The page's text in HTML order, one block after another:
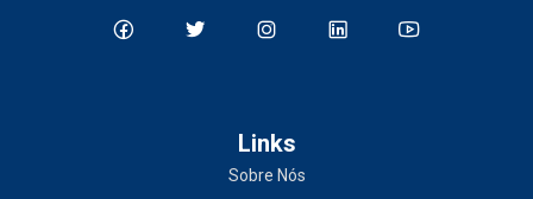
Links
Sobre Nós